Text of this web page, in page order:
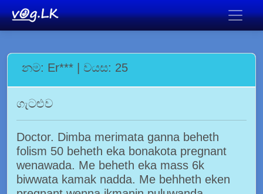
නම: Er*** | වයස: 25
ගැටළුව
Doctor. Dimba merimata ganna beheth
folism 50 beheth eka bonakota pregnant
wenawada. Me beheth eka mass 6k
biwwata kamak nadda. Me behheth eken